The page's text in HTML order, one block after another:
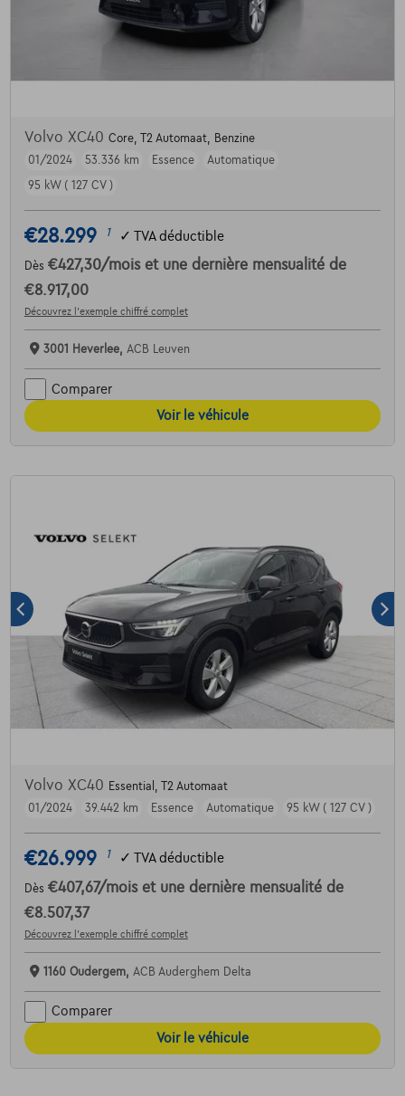
Volvo XC40 Core, T2 Automaat, Benzine
01/2024
53.336 km Essence
Automatique
95 kW ( 127 CV )
€28.299 1 ✓ TVA déductible
Dès €427,30/mois et une dernière mensualité de
€8.917,00
Découvrez l’exemple chiffré complet
3001 Heverlee, ACB Leuven
Comparer
Voir le véhicule
Volvo XC40 Essential, T2 Automaat
01/2024
39.442 km Essence Automatique 95 kW ( 127 CV )
€26.999 1 ✓ TVA déductible
Dès €407,67/mois et une dernière mensualité de
€8.507,37
Découvrez l’exemple chiffré complet
1160 Oudergem, ACB Auderghem Delta
Comparer
Voir le véhicule